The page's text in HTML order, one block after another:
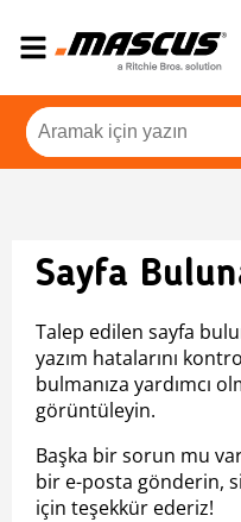
Sayfa
Talep edilen sayfa
yazım hatalarını
bulmanıza yardımcı
görüntüleyin.
Başka bir sorun mu
bir e-posta gönderin,
için teşekkür ederiz!